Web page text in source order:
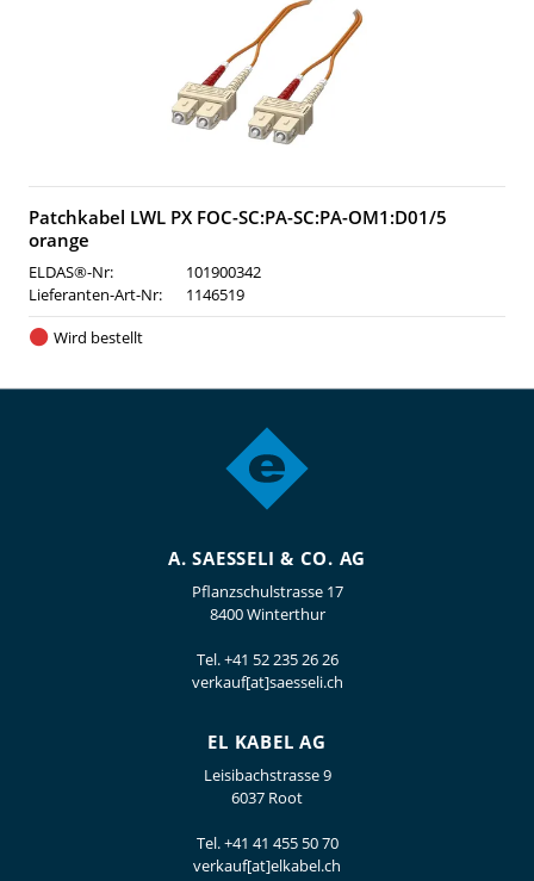
Patchkabel LWL PX FOC-SC:PA-SC:PA-OM1:D01/5
orange
ELDAS®-Nr:
101900342
Lieferanten-Art-Nr:
1146519
Wird bestellt
A. SAESSELI & CO. AG
Pflanzschulstrasse 17
8400 Winterthur
Tel.+41 52 235 26 26
verkauf[at]saesseli.ch
EL KABEL AG
Leisibachstrasse 9
6037 Root
Tel.+41 41 455 50 70
verkauf[at]elkabel.ch